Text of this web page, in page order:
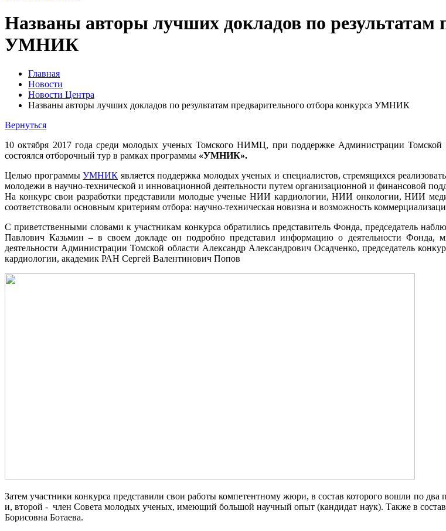
Названы авторы лучших докладов по результатам
УМНИК
Главная
Новости
Новости Центра
Названы авторы лучших докладов по результатам предварительного отбора конкурса УМНИК
Вернуться
10 октября 2017 года среди молодых ученых Томского НИМЦ, при поддержке Администрации Томской
состоялся отборочный тур в рамках программы «УМНИК».
Целью программыУМНИК является поддержка молодых ученых и специалистов, стремящихся
молодежи в научно-технической и инновационной деятельности путем организационной и финансовой
На конкурс свои разработки представили молодые ученые НИИ кардиологии, НИИ онкологии, НИИ
соответствовали основным критериям отбора: научно-техническая новизна и возможность
С приветственными словами к участникам конкурса обратились представитель Фонда, председатель
Павлович Казьмин – в своем докладе он подробно представил информацию о деятельности
деятельности Администрации Томской области Александр Александрович Осадченко, председатель
кардиологии, академик РАН Сергей Валентинович Попов
Затем участники конкурса представили свои работы компетентному жюри, в состав которого вошли по
и, второй - член Совета молодых ученых, имеющий большой научный опыт (кандидат наук). Также в
Борисовна Ботаева.